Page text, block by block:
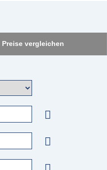
Preise vergleichen